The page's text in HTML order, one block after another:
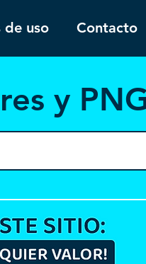
de uso Contacto
y